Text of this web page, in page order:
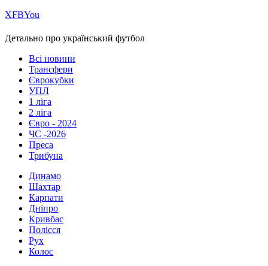
ХFBYou
Детально про український футбол
Всі новини
Трансфери
Єврокубки
УПЛ
1 ліга
2 ліга
Євро - 2024
ЧС -2026
Преса
Трибуна
Динамо
Шахтар
Карпати
Дніпро
Кривбас
Полісся
Рух
Колос